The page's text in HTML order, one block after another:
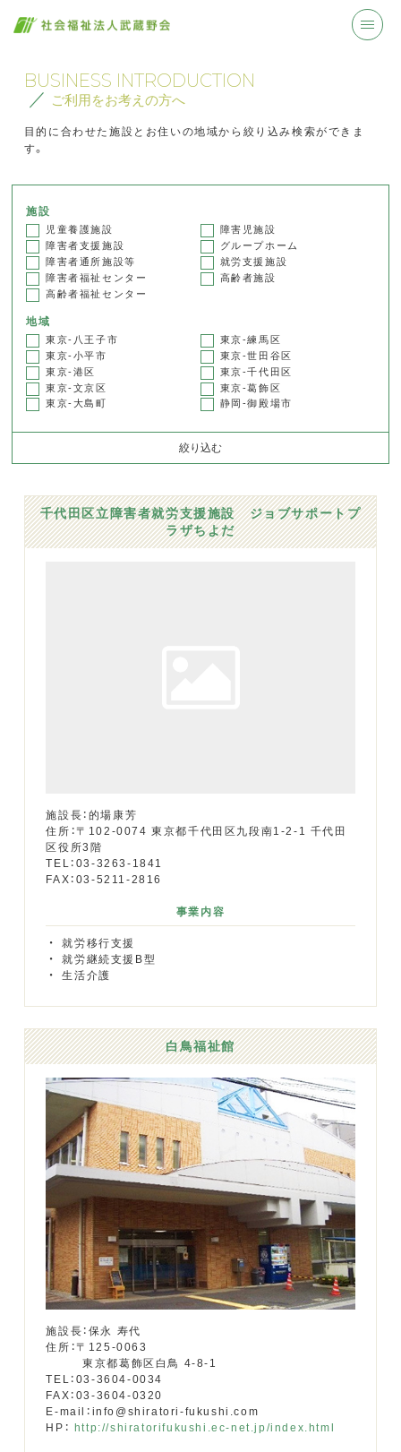
BUSINESS INTRODUCTION
ご利用をお考えの方へ
目的に合わせた施設とお住いの地域から絞り込み検索ができま
す。
施設
児童養護施設
障害児施設
障害者支援施設
グループホーム
障害者通所施設等
就労支援施設
障害者福祉センター
高齢者施設
高齢者福祉センター
地域
東京-八王子市
東京-練馬区
東京-小平市
東京-世田谷区
東京-港区
東京-千代田区
東京-文京区
東京-葛飾区
東京-大島町
静岡-御殿場市
絞り込む
千代田区立障害者就労支援施設 ジョブサポートプ
ラザちよだ
施設長：的場康芳
住所：〒102-0074 東京都千代田区九段南1-2-1 千代田
区役所3階
TEL：03-3263-1841
FAX：03-5211-2816
事業内容
就労移行支援
就労継続支援B型
生活介護
白鳥福祉館
施設長：保永 寿代
住所：〒125-0063
東京都葛飾区白鳥 4-8-1
TEL：03-3604-0034
FAX：03-3604-0320
E-mail：info@shiratori-fukushi.com
HP： http://shiratorifukushi.ec-net.jp/index.html